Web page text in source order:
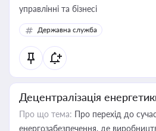
управлінні та бізнесі
Державна служба
Децентралізація
Про що тема: Про перехід до
енергозабезпечення, де